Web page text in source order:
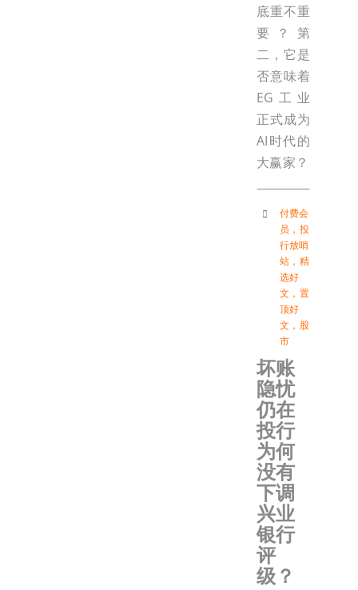
底重不重
要？第
二，它是
否意味着
EG工业
正式成为
AI时代的
大赢家？
付费会
员 ， 投
行放哨
站 ， 精
选好
文 ， 置
顶好
文 ， 股
市
坏账
隐忧
仍在
投行
为何
没有
下调
兴业
银行
评
级？